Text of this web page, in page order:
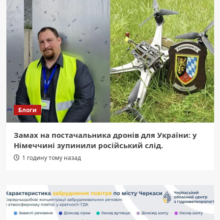
Блоги
Замах на постачальника дронів для України: у
Німеччині зупинили російський слід.
1 годину тому назад